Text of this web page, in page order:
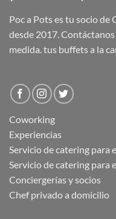
Poc a Potses tu socio de
desde 2017.
medida.tus buffetsa la
Coworking
Experiencias
Servicio de catering para
Servicio de catering para
Conciergerías y socios
Chef privado a domicilio